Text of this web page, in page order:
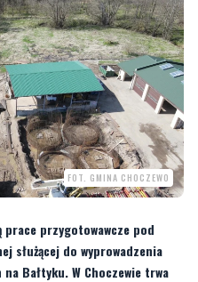
FOT. GMINA CHOCZEWO
przygotowawcze pod
służącej do wyprowadzenia
Bałtyku. W Choczewie trwa